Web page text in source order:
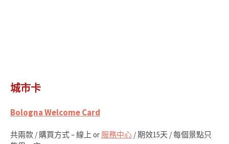
城市卡
Bologna Welcome Card
共兩款 / 購買方式 – 線上 or 服務中心 / 期效15天 / 每個景點只